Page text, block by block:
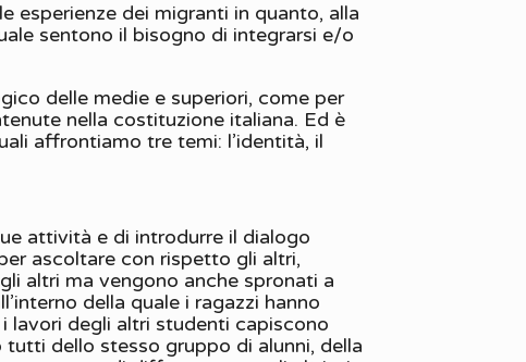
esperienze dei migranti in quanto, alla
sentono il bisogno di integrarsi e/o
delle medie e superiori, come per
nella costituzione italiana. Ed è
affrontiamo tre temi: l’identità, il
attività e di introdurre il dialogo
ascoltare con rispetto gli altri,
altri ma vengono anche spronati a
della quale i ragazzi hanno
lavori degli altri studenti capiscono
dello stesso gruppo di alunni, della